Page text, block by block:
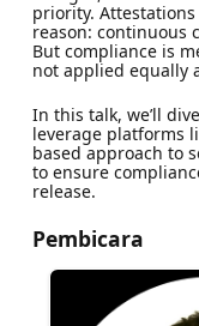
priority.
reason: continuous
But compliance is
not applied equally
In this talk, we’ll
leverage platforms
based approach to
to ensure
release.
Pembicara